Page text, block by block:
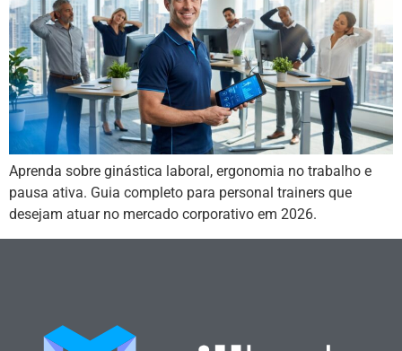
Aprenda sobre ginástica laboral, ergonomia no trabalho e
pausa ativa. Guia completo para personal trainers que
desejam atuar no mercado corporativo em 2026.